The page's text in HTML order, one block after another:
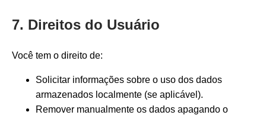
7. Direitos do Usuário
Você tem o direito de:
Solicitar informações sobre o uso dos dados
armazenados localmente (se aplicável).
Remover manualmente os dados apagando o